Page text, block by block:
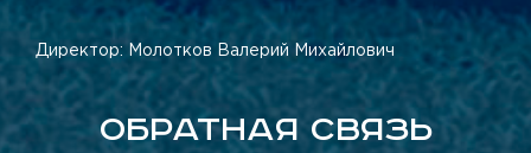
Директор: Молотков Валерий Михайлович
ОБРАТНАЯ СВЯЗЬ